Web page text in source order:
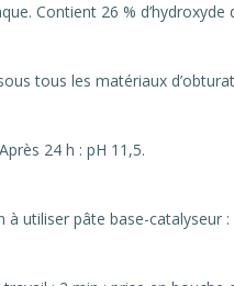
Contient 26 % d’hydroxyde
tous les matériaux
24 h : pH 11,5.
à utiliser pâte base-catalyseur :